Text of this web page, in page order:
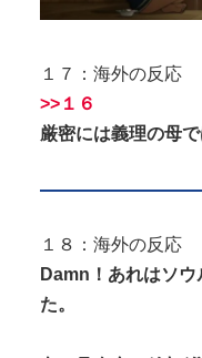
１７：海外の反応
>>１６
厳密には義理の母
１８：海外の反応
Damn！あれはソ
た。